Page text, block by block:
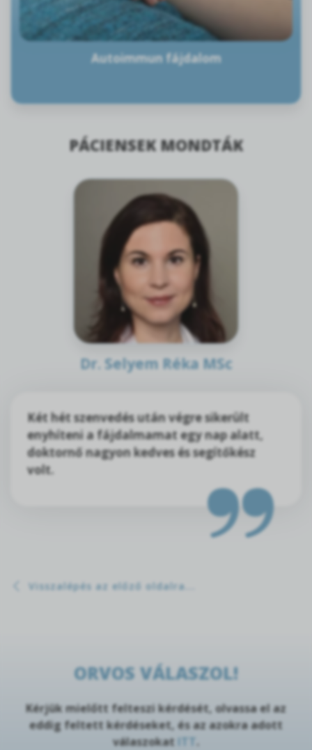
Autoimmun fájdalom
PÁCIENSEK MONDTÁK
Dr. Selyem Réka MSc
Két hét szenvedés után végre sikerült
enyhíteni a fájdalmamat egy nap alatt,
doktornő nagyon kedves és segítőkész
volt.
Visszalépés az előző oldalra...
ORVOS VÁLASZOL!
Kérjük mielőtt felteszi kérdését, olvassa el az
eddig feltett kérdéseket, és az azokra adott
válaszokat